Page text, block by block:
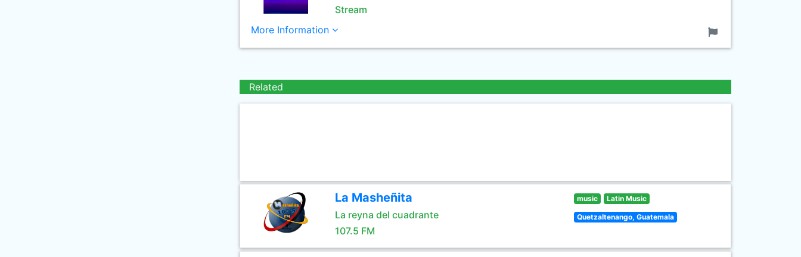
Stream
More Information
Related
La Masheñita
La reyna del cuadrante
107.5 FM
music Latin Music
Quetzaltenango, Guatemala